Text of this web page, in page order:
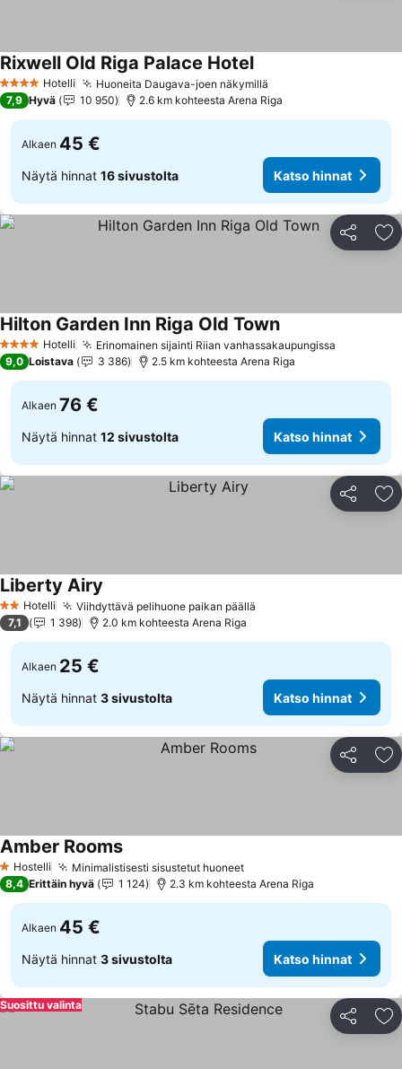
4 Tähtiluokitus
Hotelli Huoneita Daugava-joen näkymillä
Rixwell Old Riga Palace Hotel
7,9 Hyvä 10 950 2.6 km kohteesta Arena Riga
Alkaen 45 €
Näytä hinnat 16 sivustolta Katso hinnat
Jaa
4 Tähtiluokitus
Hotelli Erinomainen sijainti Riian vanhassakaupungissa
Hilton Garden Inn Riga Old Town
9,0 Loistava 3 386 2.5 km kohteesta Arena Riga
Alkaen 76 €
Näytä hinnat 12 sivustolta Katso hinnat
Jaa
2 Tähtiluokitus
Hotelli Viihdyttävä pelihuone paikan päällä
Liberty Airy
7,1 1 398 2.0 km kohteesta Arena Riga
Alkaen 25 €
Näytä hinnat 3 sivustolta Katso hinnat
Jaa
1 Tähtiluokitus
Hostelli Minimalistisesti sisustetut huoneet
Amber Rooms
8,4 Erittäin hyvä 1 124 2.3 km kohteesta Arena Riga
Alkaen 45 €
Näytä hinnat 3 sivustolta Katso hinnat
Jaa
Suosittu valinta